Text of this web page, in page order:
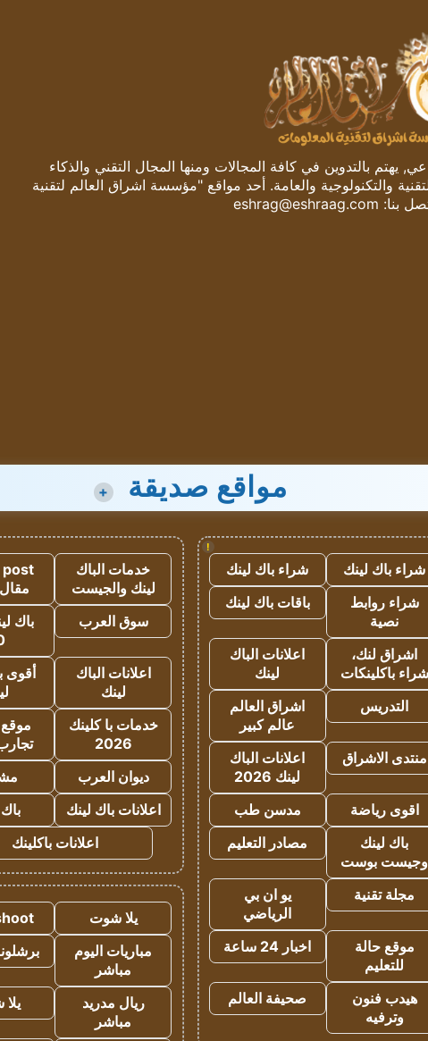
يهتم بالتدوين في كافة المجالات ومنها المجال التقني والذكاء
والتكنولوجية والعامة. أحد مواقع "مؤسسة اشراق العالم لتقنية
بنا: eshrag@eshraag.com
مواقع صديقة +
!
شراء باك لينك
شراء باك لينك
شراء روابط
نصية
باقات باك لينك
اشراق لنك،
شراء باكلينكات
اعلانات الباك
لينك
التدريس
اشراق العالم
عالم كبير
منتدى الاشراق
اعلانات الباك
لينك 2026
اقوى رياضة
مدسن طب
باك لينك
وجيست بوست
مصادر التعليم
مجلة تقنية
يو ان بي
الرياضي
موقع حالة
للتعليم
اخبار 24 ساعة
هيدب فنون
وترفيه
صحيفة العالم
خدمات الباك
لينك والجيست
سوق العرب
باك
اعلانات الباك
لينك
أقوى
خدمات با كلينك
2026
موقع
ديوان العرب
اعلانات باك لينك
اعلانات باكلينك
يلا شوت
مباريات اليوم
مباشر
ريال مدريد
مباشر